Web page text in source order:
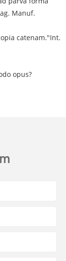
Manuf.
catenam."Int.
opus?